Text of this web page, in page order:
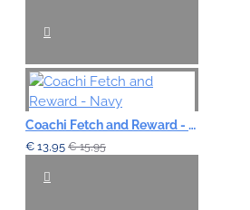
Coachi Fetch and Reward - Navy
€ 13,95 € 15,95